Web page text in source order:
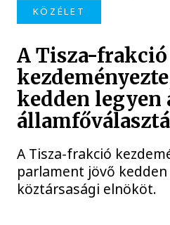
KÖZÉLET
A Tisza-frakció
kedden legyen
A Tisza-frakció
parlament jövő kedden
köztársasági elnököt.